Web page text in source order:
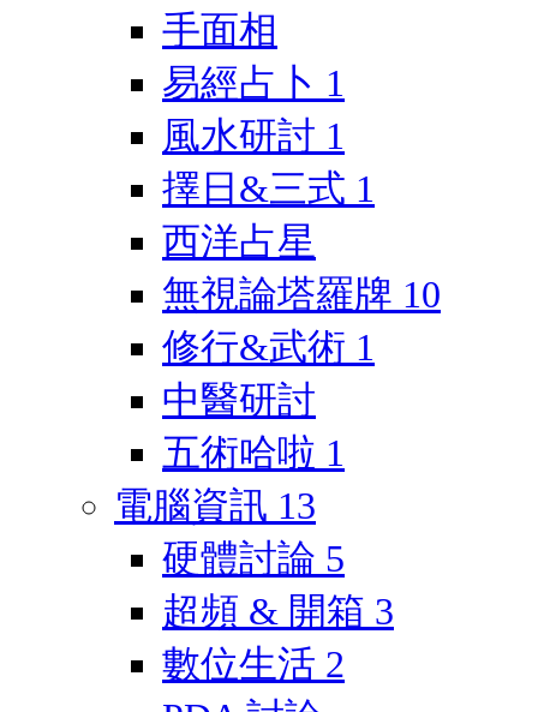
手面相
易經占卜 1
風水研討 1
擇日&三式 1
西洋占星
無視論塔羅牌 10
修行&武術 1
中醫研討
五術哈啦 1
電腦資訊 13
硬體討論 5
超頻 & 開箱 3
數位生活 2